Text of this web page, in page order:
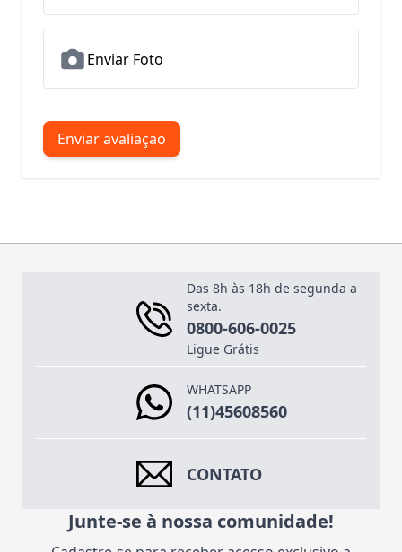
Enviar Foto
Enviar avaliaçao
Das 8h às 18h de segunda a
sexta.
0800-606-0025
Ligue Grátis
WHATSAPP
(11)45608560
CONTATO
Junte-se à nossa comunidade!